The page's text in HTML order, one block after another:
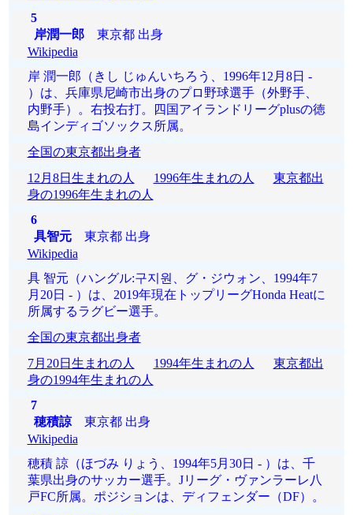
5
岸潤一郎東京都 出身
Wikipedia
岸 潤一郎（きし じゅんいちろう、1996年12月8日 -
）は、兵庫県尼崎市出身のプロ野球選手（外野手、
内野手）。右投右打。四国アイランドリーグplusの徳
島インディゴソックス所属。
全国の東京都出身者
12月8日生まれの人
1996年生まれの人
東京都出
身の1996年生まれの人
6
具智元東京都 出身
Wikipedia
具 智元（ハングル:구지원、グ・ジウォン、1994年7
月20日 - ）は、2019年現在トップリーグHonda Heatに
所属するラグビー選手。
全国の東京都出身者
7月20日生まれの人
1994年生まれの人
東京都出
身の1994年生まれの人
7
穂積諒東京都 出身
Wikipedia
穂積 諒（ほづみ りょう、1994年5月30日 - ）は、千
葉県出身のサッカー選手。Jリーグ・ヴァンラーレ八
戸FC所属。ポジションは、ディフェンダー（DF）。